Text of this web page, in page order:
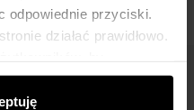
odpowiednie przyciski.
działać prawidłowo.
ich preferencji treści,
reklamowe informujące o